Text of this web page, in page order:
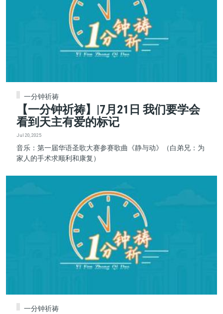
一分钟祈祷
【一分钟祈祷】|7月21日 我们要学会
看到天主有爱的标记
Jul 20, 2025
音乐：第一届华语圣歌大赛参赛歌曲《静与动》（白弟兄：为
家人的手术求顺利和康复）
一分钟祈祷